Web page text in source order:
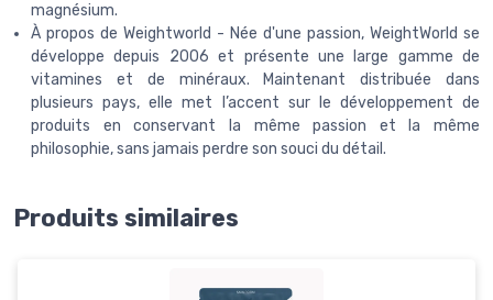
magnésium.
À propos de Weightworld - Née d'une passion, WeightWorld se
développe depuis 2006 et présente une large gamme de
vitamines et de minéraux. Maintenant distribuée dans
plusieurs pays, elle met l’accent sur le développement de
produits en conservant la même passion et la même
philosophie, sans jamais perdre son souci du détail.
Produits similaires